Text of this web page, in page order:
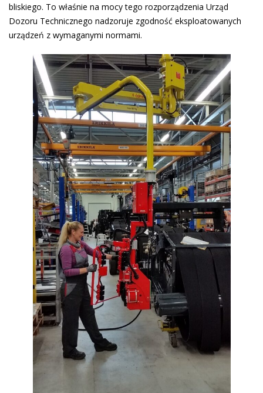
bliskiego. To właśnie na mocy tego rozporządzenia Urząd
Dozoru Technicznego nadzoruje zgodność eksploatowanych
urządzeń z wymaganymi normami.